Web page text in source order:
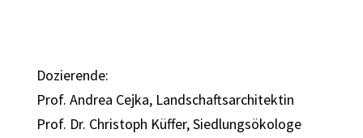
Dozierende:
Prof. Andrea Cejka, Landschaftsarchitektin
Prof. Dr. Christoph Küffer, Siedlungsökologe